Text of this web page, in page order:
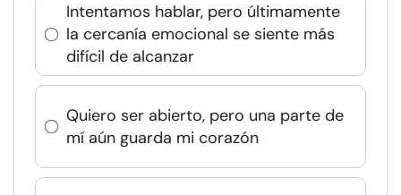
Intentamos hablar, pero últimamente
la cercanía emocional se siente más
difícil de alcanzar
Quiero ser abierto, pero una parte de
mí aún guarda mi corazón